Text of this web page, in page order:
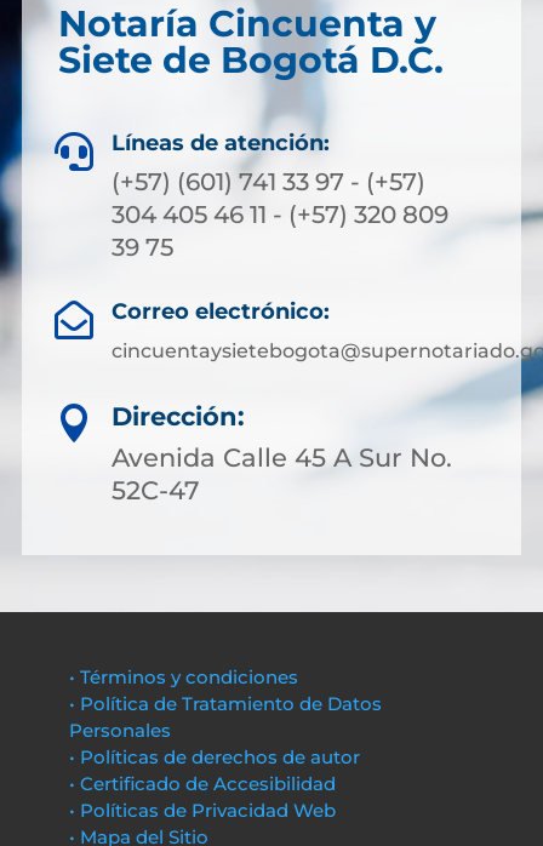
Notaría Cincuenta y
Siete de Bogotá D.C.
 Líneas de atención:
(+57) (601) 741 33 97 - (+57)
304 405 46 11 - (+57) 320 809
39 75
 Correo electrónico:

Dirección:
Avenida Calle 45 A Sur No.
52C-47
• Términos y condiciones
• Política de Tratamiento de Datos
Personales
• Políticas de derechos de autor
• Certificado de Accesibilidad
• Políticas de Privacidad Web
• Mapa del Sitio